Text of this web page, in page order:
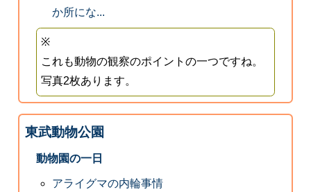
か所にな...
※
これも動物の観察のポイントの一つですね。
写真2枚あります。
東武動物公園
動物園の一日
アライグマの内輪事情